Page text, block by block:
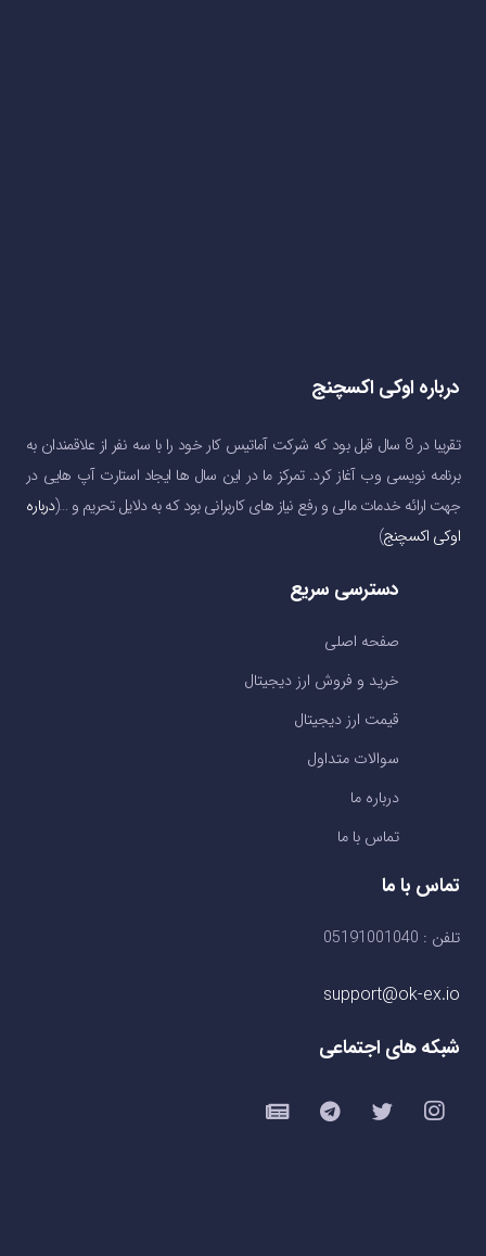
درباره اوکی اکسچنج
تقریبا در 8 سال قبل بود که شرکت آماتیس کار خود را با سه نفر از علاقمندان به
برنامه نویسی وب آغاز کرد. تمرکز ما در این سال ها ایجاد استارت آپ هایی در
جهت ارائه خدمات مالی و رفع نیاز های کاربرانی بود که به دلایل تحریم و …(درباره
اوکی اکسچنج)
دسترسی سریع
صفحه اصلی
خرید و فروش ارز دیجیتال
قیمت ارز دیجیتال
سوالات متداول
درباره ما
تماس با ما
تماس با ما
تلفن : 05191001040
support@ok-ex.io
شبکه های اجتماعی